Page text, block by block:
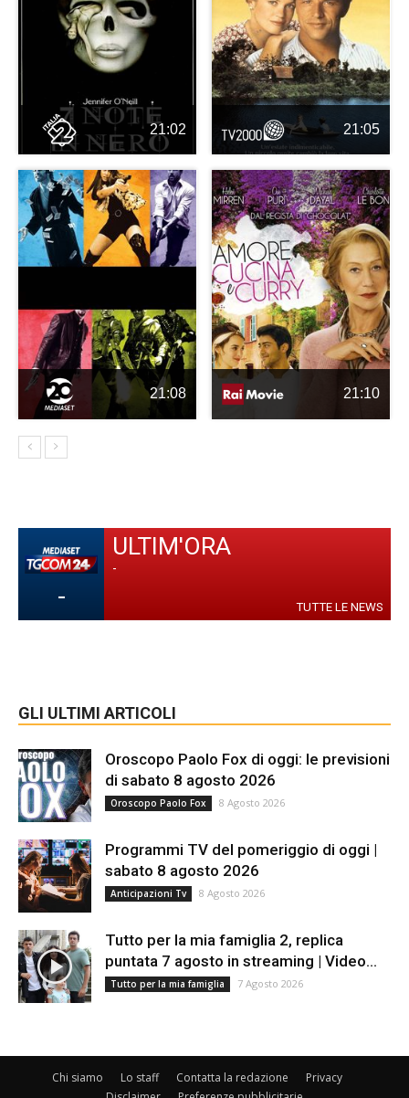
21:02 21:05
21:08 21:10
-
ULTIM'ORA
-
TUTTE LE NEWS
GLI ULTIMI ARTICOLI
Oroscopo Paolo Fox di oggi: le previsioni
di sabato 8 agosto 2026
Oroscopo Paolo Fox 8 Agosto 2026
Programmi TV del pomeriggio di oggi |
sabato 8 agosto 2026
Anticipazioni Tv 8 Agosto 2026
Tutto per la mia famiglia 2, replica
puntata 7 agosto in streaming | Video...
Tutto per la mia famiglia 7 Agosto 2026
Chi siamo Lo staff Contatta la redazione
Privacy